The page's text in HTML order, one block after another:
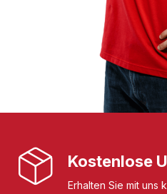
Kostenlose
Erhalten Sie mit uns